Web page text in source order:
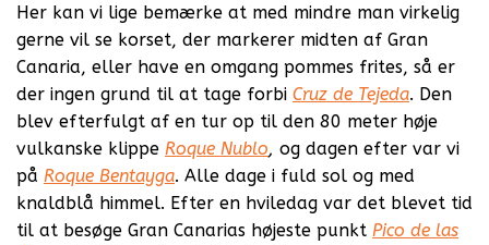
Her kan vi lige bemærke at med mindre man virkelig
gerne vil se korset, der markerer midten af Gran
Canaria, eller have en omgang pommes frites, så er
der ingen grund til at tage forbi Cruz de Tejeda. Den
blev efterfulgt af en tur op til den 80 meter høje
vulkanske klippe Roque Nublo, og dagen efter var vi
på Roque Bentayga. Alle dage i fuld sol og med
knaldblå himmel. Efter en hviledag var det blevet tid
til at besøge Gran Canarias højeste punkt Pico de las